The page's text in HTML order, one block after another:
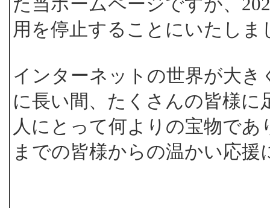
た当ホームページですが、
用を停止することにいたしま
インターネットの世界が大
に長い間、たくさんの皆様
人にとって何よりの宝物で
までの皆様からの温かい応